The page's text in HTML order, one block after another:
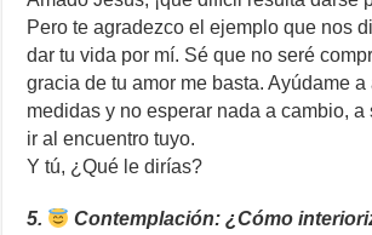
Pero te agradezco el ejemplo que nos
dar tu vida por mí. Sé que no seré
gracia de tu amor me basta. Ayúdame a
medidas y no esperar nada a cambio, a
ir al encuentro tuyo.
Y tú, ¿Qué le dirías?
5.
Contemplación: ¿Cómo